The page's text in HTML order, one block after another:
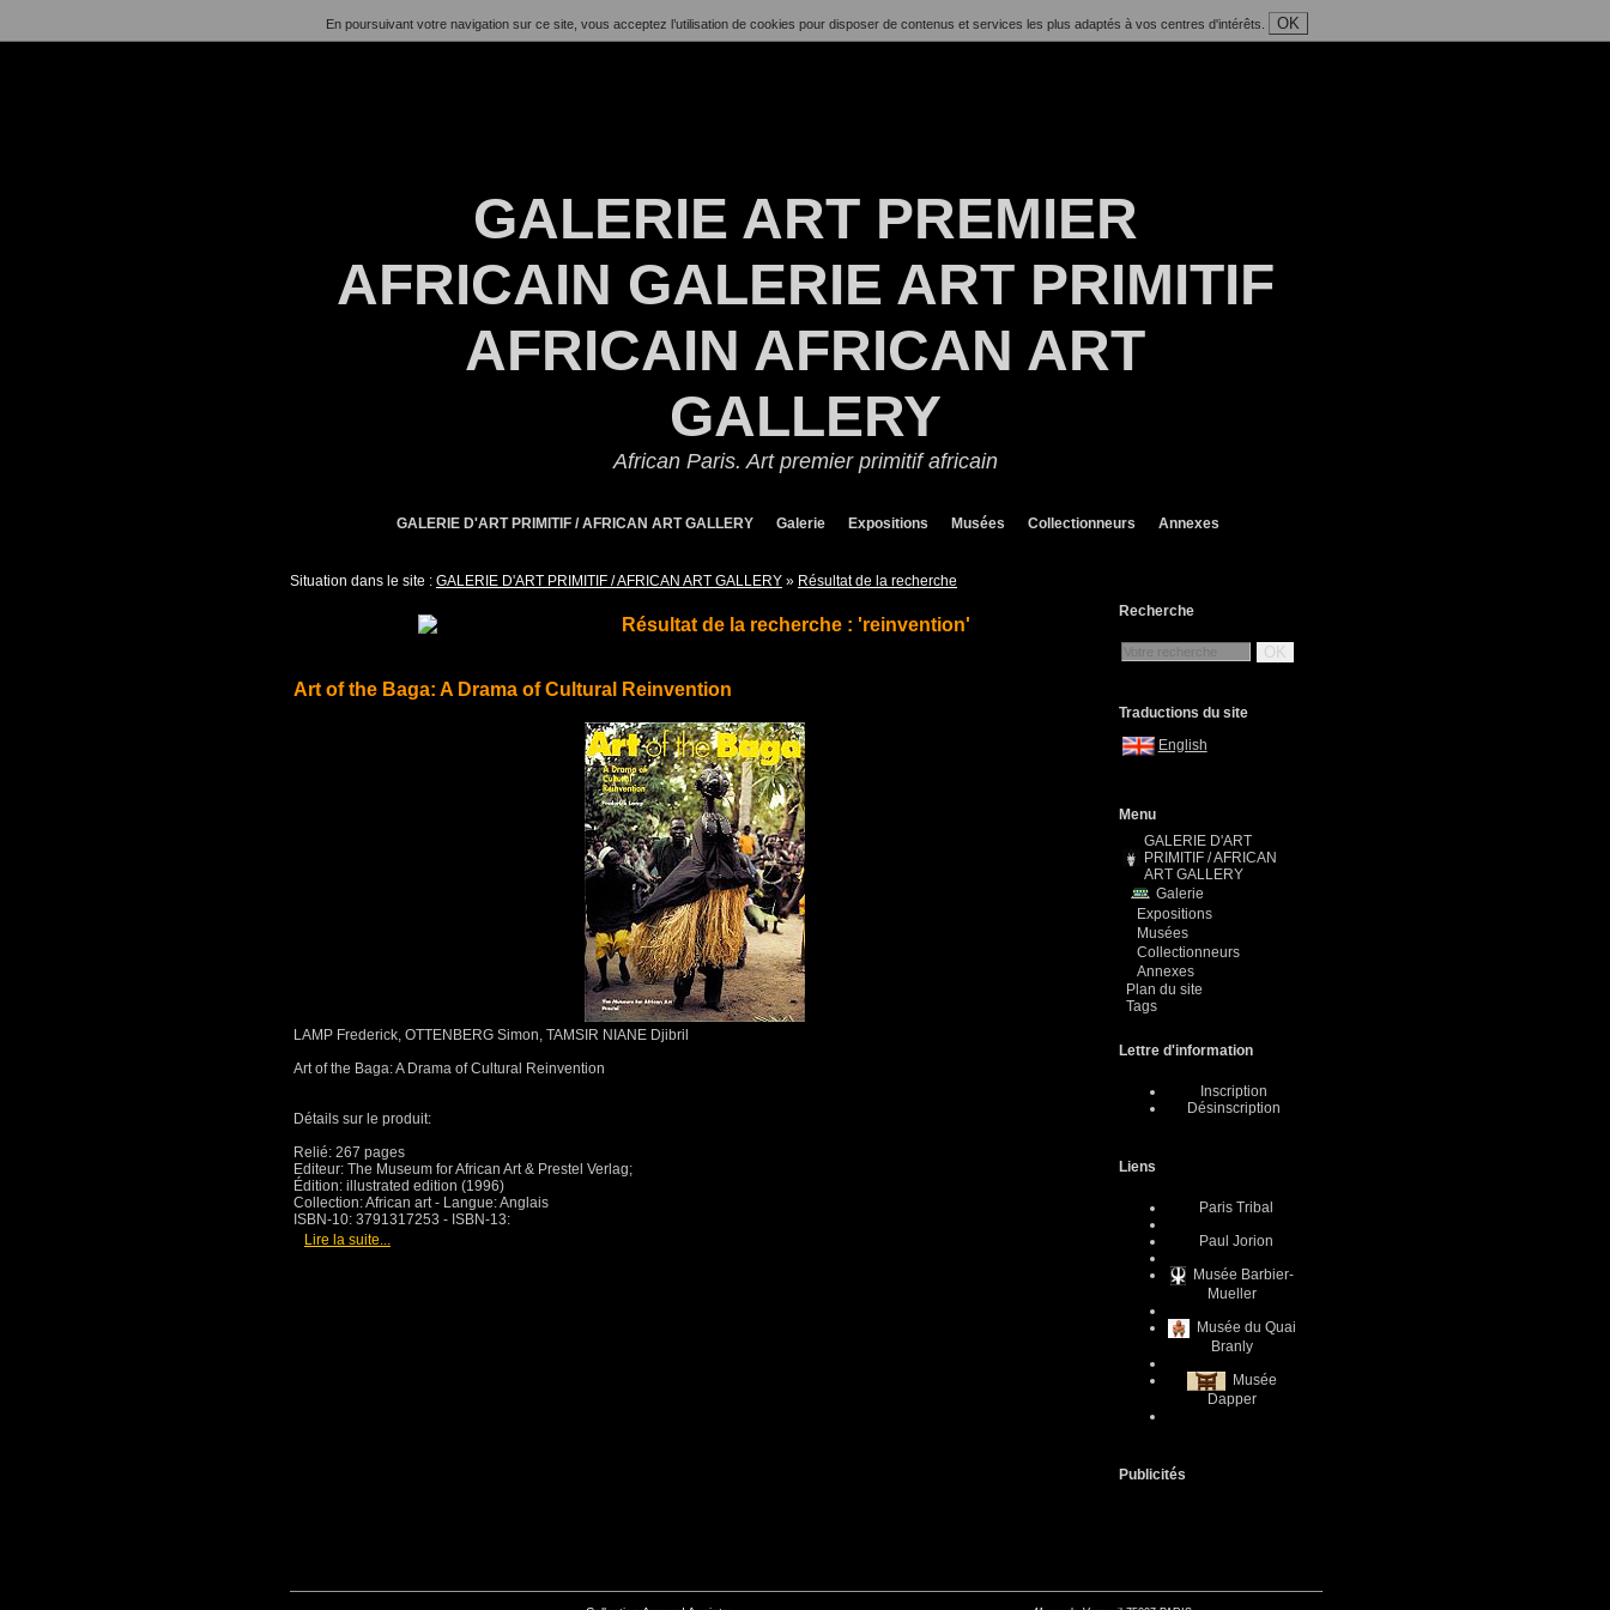
En poursuivant votre navigation sur ce site, vous acceptez l’utilisation de cookies pour disposer de contenus et services les plus adaptés à vos centres d'intérêts. OK
GALERIE ART PREMIER
AFRICAIN GALERIE ART PRIMITIF
AFRICAIN AFRICAN ART
GALLERY
African Paris. Art premier primitif africain
GALERIE D'ART PRIMITIF / AFRICAN ART GALLERY Galerie Expositions Musées Collectionneurs Annexes
Situation dans le site : GALERIE D'ART PRIMITIF / AFRICAN ART GALLERY » Résultat de la recherche
Résultat de la recherche : 'reinvention'
Art of the Baga: A Drama of Cultural Reinvention
LAMP Frederick, OTTENBERG Simon, TAMSIR NIANE Djibril
Art of the Baga: A Drama of Cultural Reinvention
Détails sur le produit:
Relié: 267 pages
Editeur: The Museum for African Art & Prestel Verlag;
Édition: illustrated edition (1996)
Collection: African art - Langue: Anglais
ISBN-10: 3791317253 - ISBN-13:
Lire la suite...
Recherche
OK
Traductions du site
English
Menu
GALERIE D'ART
PRIMITIF / AFRICAN
ART GALLERY
Galerie
Expositions
Musées
Collectionneurs
Annexes
Plan du site
Tags
Lettre d'information
Inscription
Désinscription
Liens
Paris Tribal
Paul Jorion
Musée Barbier-
Mueller
Musée du Quai
Branly
Musée
Dapper
Publicités